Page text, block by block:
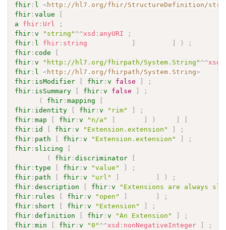
fhir : l <http://hl7.org/fhir/StructureDefinition/
fhir :value
a
fhir : Url
;
fhir :v "string" ^^xsd : anyURI
;
fhir : l fhir : string )
;
fhir : code
fhir :v "http://hl7.org/fhirpath/System.String" ^^xsd
fhir : l <http://hl7.org/fhirpath/System.String>
fhir : isModifier fhir :v false
;
fhir : isSummary fhir :v false
;
(
fhir :mapping
fhir : identity fhir :v "rim"
;
fhir :map fhir :v "n/a" )
fhir : id fhir :v "Extension.extension"
;
fhir : path fhir :v "Extension.extension"
;
fhir : slicing
(
fhir :discriminator
fhir :type fhir :v "value"
;
fhir : path fhir :v "url" )
;
fhir :description fhir :v
"Extensions are always
fhir : rules fhir :v "open"
;
fhir : short fhir :v "Extension"
;
fhir :definition fhir :v "An Extension"
;
fhir :min fhir :v "0" ^^xsd : nonNegativeInteger
;